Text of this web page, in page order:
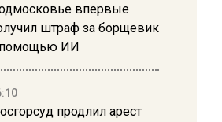
впервые
штраф за борщевик
ИИ
продлил арест